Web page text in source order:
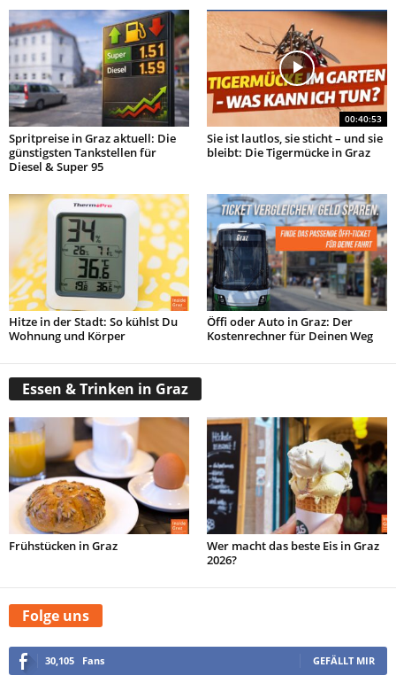
Spritpreise in Graz aktuell: Die
günstigsten Tankstellen für
Diesel & Super 95
00:40:53
Sie ist lautlos, sie sticht – und sie
bleibt: Die Tigermücke in Graz
Hitze in der Stadt: So kühlst Du
Wohnung und Körper
Öffi oder Auto in Graz: Der
Kostenrechner für Deinen Weg
Essen & Trinken in Graz
Frühstücken in Graz
Wer macht das beste Eis in Graz
2026?
Folge uns
30,105 Fans GEFÄLLT MIR